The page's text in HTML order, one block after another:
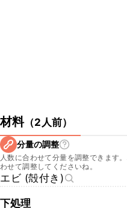
材料（2人前）
分量の調整
人数に合わせて分量を調整できます
わせて調整してくださいね。
エビ (殻付き)
下処理